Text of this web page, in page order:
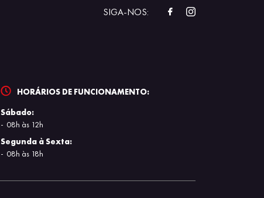
SIGA-NOS:
HORÁRIOS DE FUNCIONAMENTO:
Sábado:
08h às 12h
Segunda à Sexta:
08h às 18h